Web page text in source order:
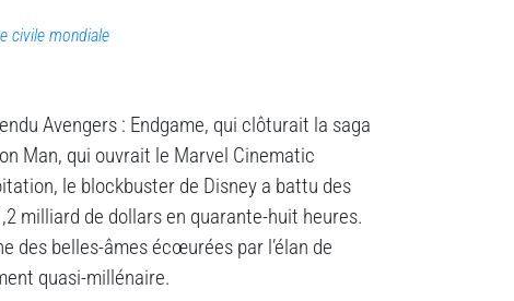
civile mondiale
Avengers : Endgame, qui clôturait la saga
Man, qui ouvrait le Marvel Cinematic
le blockbuster de Disney a battu des
milliard de dollars en quarante-huit heures.
des belles-âmes écœurées par l’élan de
quasi-millénaire.